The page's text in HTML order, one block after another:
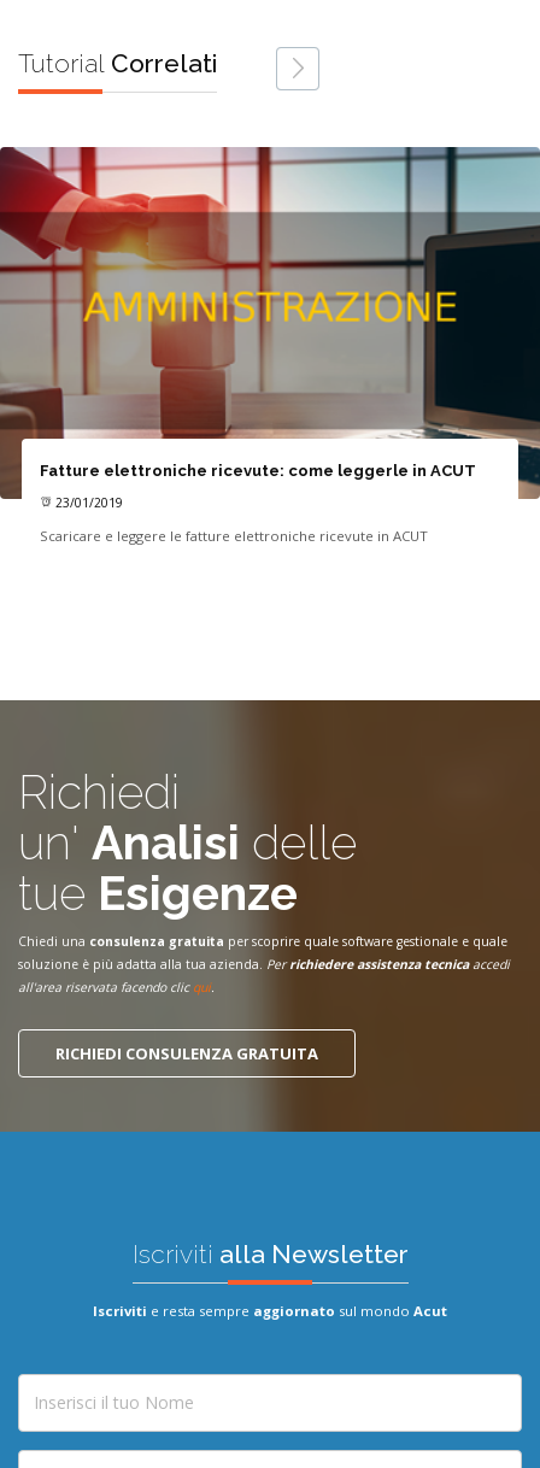
Tutorial Correlati
Fatture elettroniche ricevute: come leggerle in ACUT
23/01/2019
Scaricare e leggere le fatture elettroniche ricevute in ACUT
Richiedi
un' Analisi delle
tue Esigenze
Chiedi una consulenza gratuita per scoprire quale software gestionale e quale
soluzione è più adatta alla tua azienda. Perrichiedere assistenza tecnicaaccedi
all'area riservata facendo clic qui.
RICHIEDI CONSULENZA GRATUITA
Iscriviti alla Newsletter
Iscriviti e resta sempre aggiornato sul mondo Acut